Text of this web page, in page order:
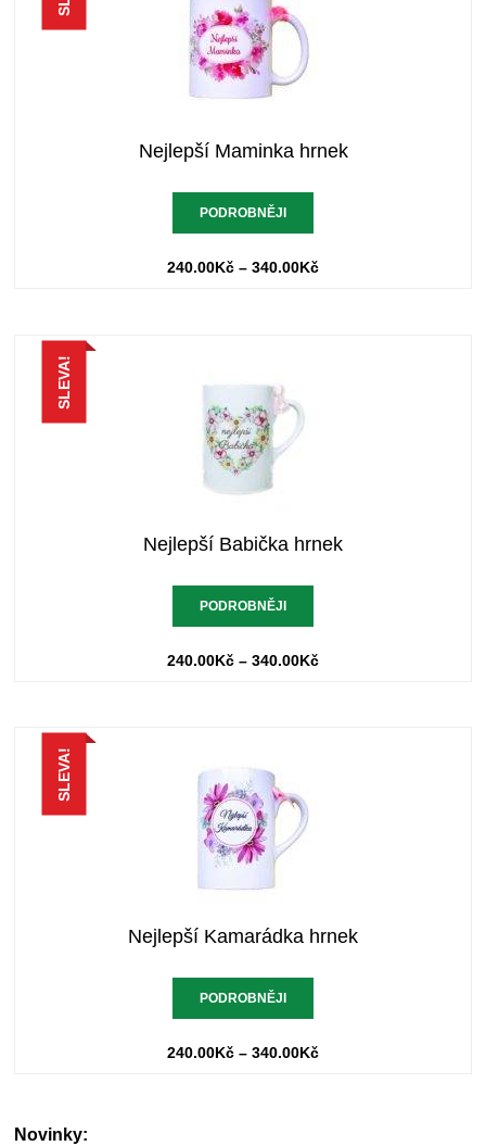
Nejlepší Maminka hrnek
PODROBNĚJI
240.00Kč – 340.00Kč
SLEVA!
Nejlepší Babička hrnek
PODROBNĚJI
240.00Kč – 340.00Kč
SLEVA!
Nejlepší Kamarádka hrnek
PODROBNĚJI
240.00Kč – 340.00Kč
Novinky: